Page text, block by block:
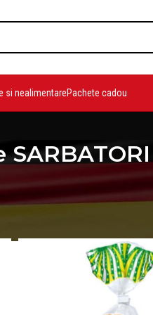
si nealimentarePachete cadou
SARBATORI
3